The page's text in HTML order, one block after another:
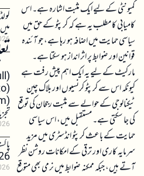
کمیونٹی کے لیے ایک مثبت اشارہ ہے۔ اس
کامیابی کا مطلب یہ ہے کہ کرپٹو کے حق میں
سیاسی حمایت میں اضافہ ہو رہا ہے، جو آئندہ
قوانین اور ضوابط پر اثر انداز ہو سکتا ہے۔
مارکیٹ کے لیے یہ ایک اہم پیش رفت ہے
کیونکہ اس سے کرپٹو کرنسیوں اور بلاک چین
ٹیکنالوجی کے حوالے سے مثبت رجحان کی توقع
کی جا سکتی ہے۔ مستقبل میں، اس سیاسی
حمایت کے باعث کرپٹو انڈسٹری میں مزید
سرمایہ کاری اور ترقی کے امکانات روشن نظر
آتے ہیں، جبکہ ممکنہ ضوابط میں نرمی بھی متوقع
میں 890,000 بٹ کوائن کی منتقلی